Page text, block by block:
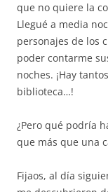
que no quiere la
Llegué a media
personajes de los
poder contarme
noches. ¡Hay
biblioteca…!
¿Pero qué podría
que más que una
Fijaos, al día